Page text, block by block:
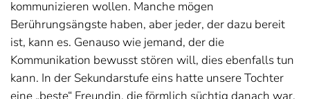
kommunizieren wollen. Manche mögen
Berührungsängste haben, aber jeder, der dazu bereit
ist, kann es. Genauso wie jemand, der die
Kommunikation bewusst stören will, dies ebenfalls tun
kann. In der Sekundarstufe eins hatte unsere Tochter
eine „beste“ Freundin, die förmlich süchtig danach war,